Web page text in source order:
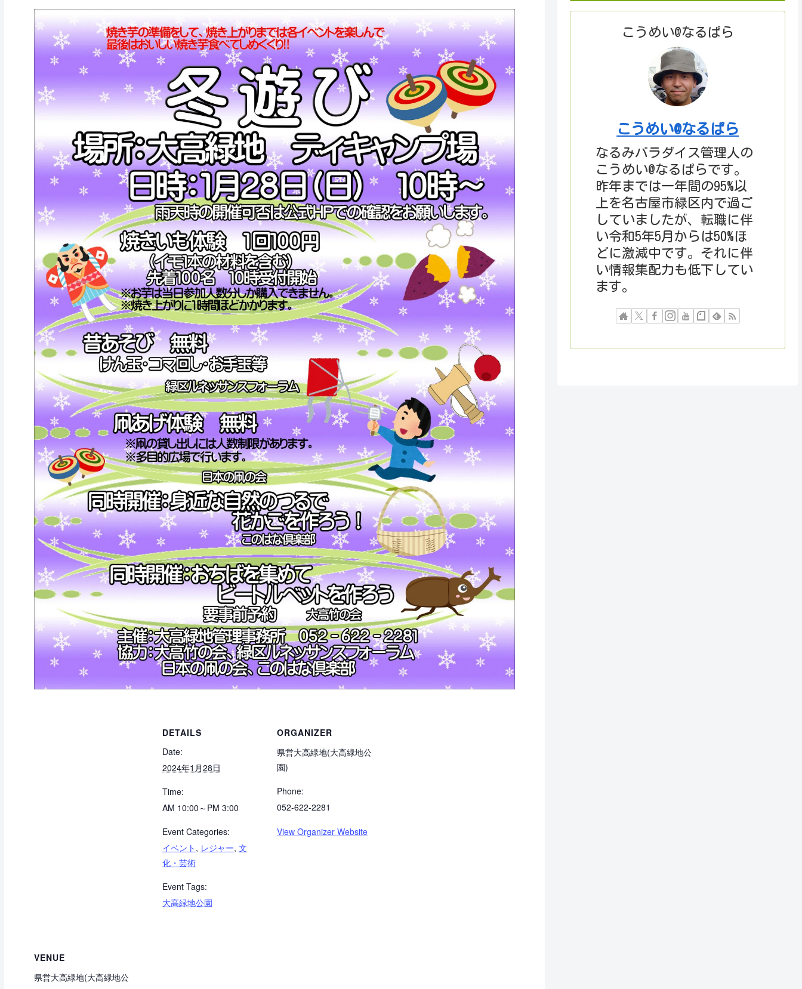
DETAILS
Date:
2024年1月28日
Time:
AM 10:00～PM 3:00
Event Categories:
イベント , レジャー, 文
化・芸術
Event Tags:
大高緑地公園
ORGANIZER
県営大高緑地(大高緑地公
園)
Phone:
052-622-2281
View Organizer Website
VENUE
県営大高緑地(大高緑地公
こうめい@なるぱら
こうめい@なるぱら
なるみパラダイス管理人の
こうめい@なるぱらです。
昨年までは一年間の95%以
上を名古屋市緑区内で過ご
していましたが、転職に伴
い令和5年5月からは50%ほ
どに激減中です。それに伴
い情報集配力も低下してい
ます。